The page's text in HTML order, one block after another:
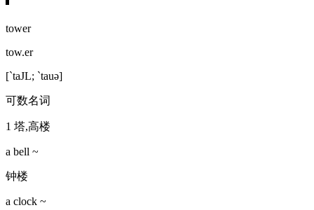
tower
tow.er
[`taJL; ˋtauə]
可数名词
1 塔,高楼
a bell ~
钟楼
a clock ~